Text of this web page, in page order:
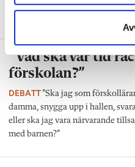
”Så bryter vi hatpratets
”Vad ska vår tid
förskolan?”
DEBATT”Ska jag som
damma, snygga upp i hallen,
eller ska jag vara närvarande
med barnen?”